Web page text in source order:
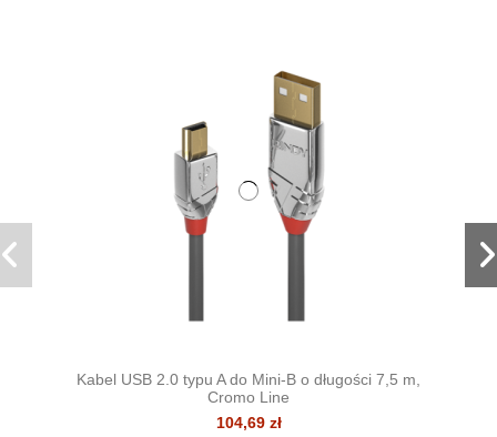
Kabel USB 2.0 typu A do Mini-B o długości 7,5 m,
Cromo Line
104,69 zł